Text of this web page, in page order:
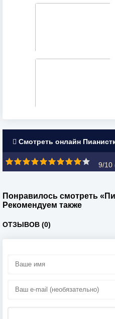
Смотреть онлайн
9/10
Понравилось смотреть
Рекомендуем также
ОТЗЫВОВ (0)